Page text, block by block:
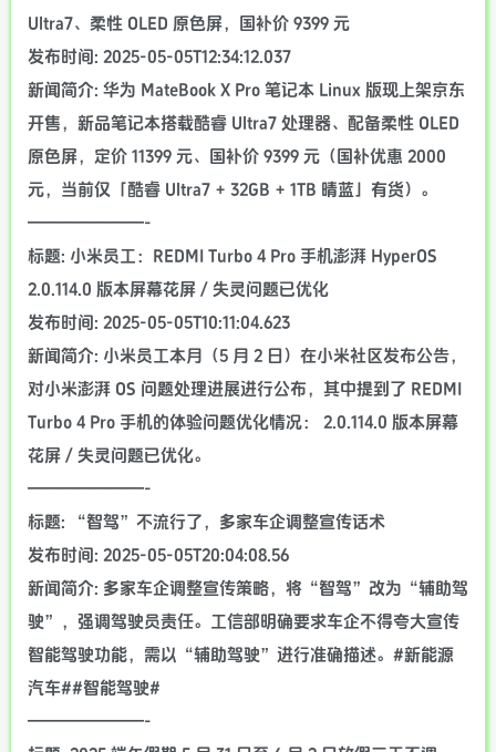
Ultra7、柔性 OLED 原色屏，国补价 9399 元
发布时间: 2025-05-05T12:34:12.037
新闻简介: 华为 MateBook X Pro 笔记本 Linux 版现上架京东
开售，新品笔记本搭载酷睿 Ultra7 处理器、配备柔性 OLED
原色屏，定价 11399 元、国补价 9399 元（国补优惠 2000
元，当前仅「酷睿 Ultra7 + 32GB + 1TB 晴蓝」有货）。
———————-
标题: 小米员工：REDMI Turbo 4 Pro 手机澎湃 HyperOS
2.0.114.0 版本屏幕花屏 / 失灵问题已优化
发布时间: 2025-05-05T10:11:04.623
新闻简介: 小米员工本月（5 月 2 日）在小米社区发布公告，
对小米澎湃 OS 问题处理进展进行公布，其中提到了 REDMI
Turbo 4 Pro 手机的体验问题优化情况： 2.0.114.0 版本屏幕
花屏 / 失灵问题已优化。
———————-
标题: “智驾”不流行了，多家车企调整宣传话术
发布时间: 2025-05-05T20:04:08.56
新闻简介: 多家车企调整宣传策略，将“智驾”改为“辅助驾
驶”，强调驾驶员责任。工信部明确要求车企不得夸大宣传
智能驾驶功能，需以“辅助驾驶”进行准确描述。#新能源
汽车##智能驾驶#
———————-